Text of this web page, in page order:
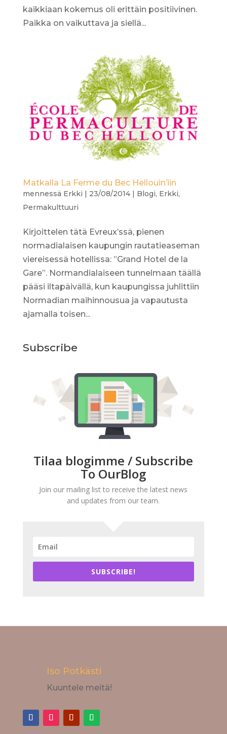
kaikkiaan kokemus oli erittäin positiivinen.
Paikka on vaikuttava ja siellä...
Matkalla La Ferme du Bec Hellouin’iin
mennessä Erkki | 23/08/2014| Blogi, Erkki,
Permakulttuuri
Kirjoittelen tätä Evreux’ssä, pienen
normadialaisen kaupungin rautatieaseman
viereisessä hotellissa: ”Grand Hotel de la
Gare”. Normandialaiseen tunnelmaan täällä
pääsi iltapäivällä, kun kaupungissa juhlittiin
Normadian maihinnousua ja vapautusta
ajamalla toisen...
Subscribe
Tilaa blogimme / Subscribe
To OurBlog
Join our mailing list to receive the latest news
and updates from our team.
SUBSCRIBE!
Iso Potkästi
Kuuntele meitä!